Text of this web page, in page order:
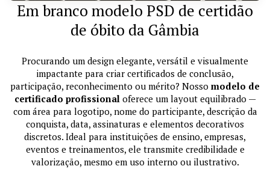
Em branco modelo PSD de certidão
de óbito da Gâmbia
Procurando um design elegante, versátil e visualmente
impactante para criar certificados de conclusão,
participação, reconhecimento ou mérito? Nosso modelo de
certificado profissionaloferece um layout equilibrado —
com área para logotipo, nome do participante, descrição da
conquista, data, assinaturas e elementos decorativos
discretos. Ideal para instituições de ensino, empresas,
eventos e treinamentos, ele transmite credibilidade e
valorização, mesmo em uso interno ou ilustrativo.